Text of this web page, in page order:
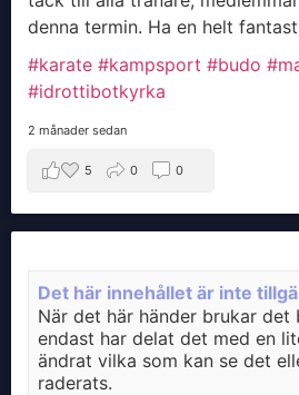
denna termin. Ha en helt
#karate #kampsport #budo
#idrottibotkyrka
2 månader sedan
5 0 0
Det här innehållet är inte
När det här händer brukar det
endast har delat det med en
ändrat vilka som kan se det
raderats.